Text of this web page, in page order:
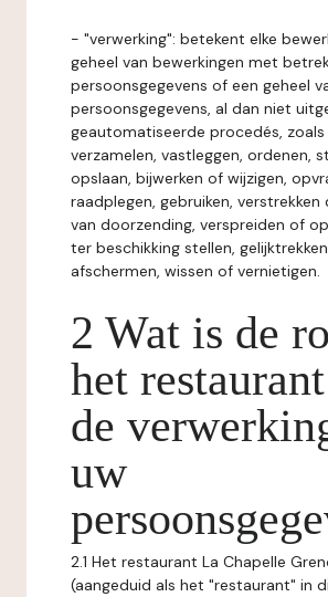
- "verwerking": betekent elke
geheel van bewerkingen met
persoonsgegevens of een geheel
persoonsgegevens, al dan niet
geautomatiseerde procedés,
verzamelen, vastleggen, ordenen,
opslaan, bijwerken of wijzigen,
raadplegen, gebruiken,
van doorzending, verspreiden of
ter beschikking stellen,
afschermen, wissen of vernietigen.
2 Wat is de
het
de
uw
2.1 Het restaurant La Chapelle
(aangeduid als het "restaurant" in